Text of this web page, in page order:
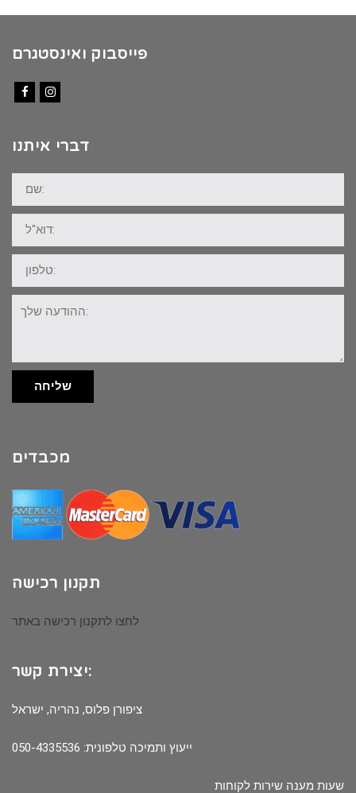
פייסבוק ואינסטגרם
דברי איתנו
שם:
דוא"ל:
טלפון:
ההודעה
שלך:
שליחה
מכבדים
תקנון רכישה
לחצו לתקנון רכישה באתר
יצירת קשר:
ציפורן פלוס, נהריה, ישראל
ייעוץ ותמיכה טלפונית: 050-4335536
שעות מענה שירות לקוחות